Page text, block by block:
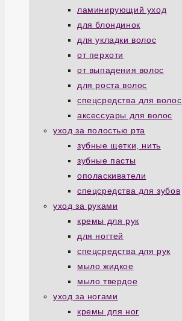
ламинирующий уход
для блондинок
для укладки волос
от перхоти
от выпадения волос
для роста волос
спецсредства для волос
аксессуары для волос
уход за полостью рта
зубные щетки, нить
зубные пасты
ополаскиватели
спецсредства для зубов
уход за руками
кремы для рук
для ногтей
спецсредства для рук
мыло жидкое
мыло твердое
уход за ногами
кремы для ног